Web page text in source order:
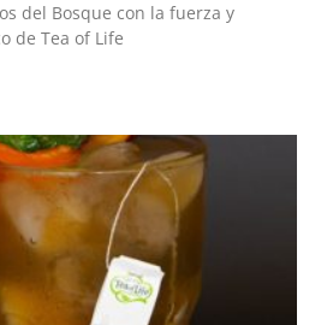
del Bosque con la fuerza y
de Tea of Life